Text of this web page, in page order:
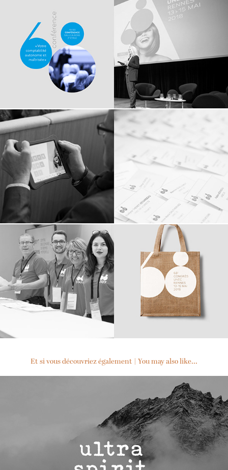
Et si vous découvriez également | You may also like...